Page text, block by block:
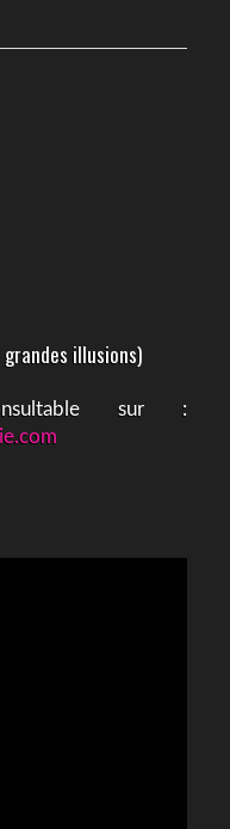
grandes illusions)
sur :